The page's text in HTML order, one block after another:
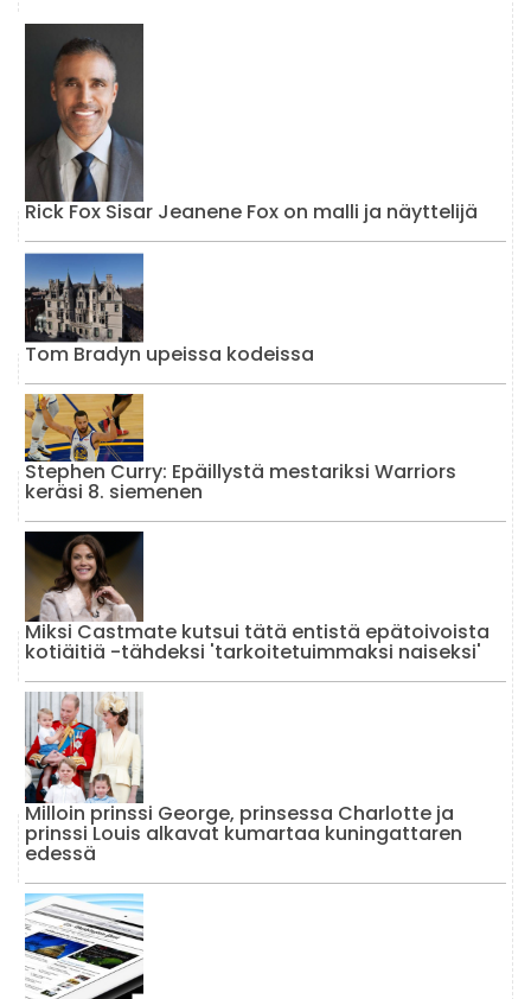
Rick Fox Sisar Jeanene Fox on malli ja näyttelijä
Tom Bradyn upeissa kodeissa
Stephen Curry: Epäillystä mestariksi Warriors
keräsi 8. siemenen
Miksi Castmate kutsui tätä entistä epätoivoista
kotiäitiä -tähdeksi 'tarkoitetuimmaksi naiseksi'
Milloin prinssi George, prinsessa Charlotte ja
prinssi Louis alkavat kumartaa kuningattaren
edessä